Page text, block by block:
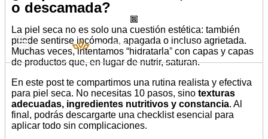
o descamada?
La piel seca no es solo una cuestión estética: también
puede sentirse incómoda, apagada o incluso agrietada.
Muchas veces, intentamos “hidratarla” con capas y capas
de productos que, en lugar de nutrir, saturan.
En este post te compartimos una rutina realista y efectiva
para piel seca. No necesitas 10 pasos, sino texturas
adecuadas, ingredientes nutritivos y constancia. Al
final, podrás descargarte una checklist esencial para
aplicar todo sin complicaciones.